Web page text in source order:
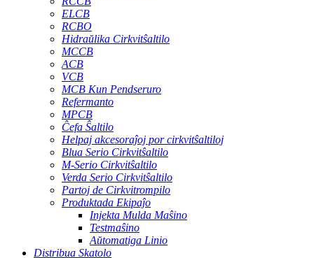
ELCB
RCBO
Hidraŭlika Cirkvitŝaltilo
MCCB
ACB
VCB
MCB Kun Pendseruro
Refermanto
MPCB
Ĉefa Ŝaltilo
Helpaj akcesoraĵoj por cirkvitŝaltiloj
Blua Serio Cirkvitŝaltilo
M-Serio Cirkvitŝaltilo
Verda Serio Cirkvitŝaltilo
Partoj de Cirkvitrompilo
Produktada Ekipaĵo
Injekta Mulda Maŝino
Testmaŝino
Aŭtomatiga Linio
Distribua Skatolo